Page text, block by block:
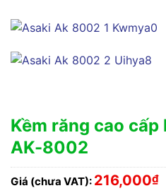
Kềm răng cao
AK-8002
Giá (chưa VAT): 216,000₫